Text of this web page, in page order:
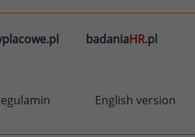
badaniaHR.pl
English version